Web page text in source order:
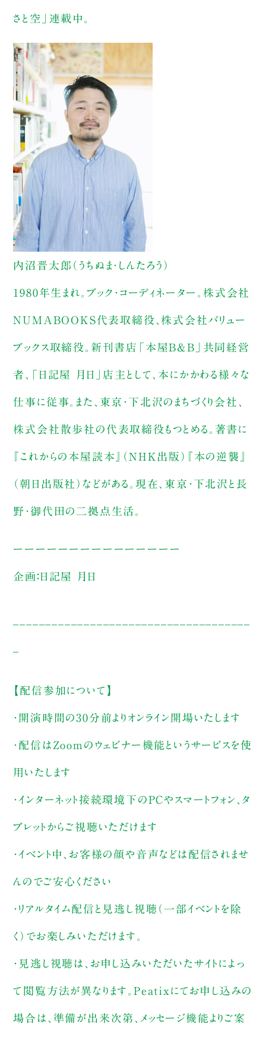
さと空」連載中。
内沼晋太郎（うちぬま・しんたろう）
1980年生まれ。ブック・コーディネーター。株式会社
NUMABOOKS代表取締役、株式会社バリュー
ブックス取締役。新刊書店「本屋B&B」共同経営
者、「日記屋 月日」店主として、本にかかわる様々な
仕事に従事。また、東京・下北沢のまちづくり会社、
株式会社散歩社の代表取締役もつとめる。著書に
『これからの本屋読本』（NHK出版）『本の逆襲』
（朝日出版社）などがある。現在、東京・下北沢と長
野・御代田の二拠点生活。
ーーーーーーーーーーーーーーー
企画：日記屋 月日
【配信参加について】
・開演時間の30分前よりオンライン開場いたします
・配信はZoomのウェビナー機能というサービスを使
用いたします
・インターネット接続環境下のPCやスマートフォン、タ
ブレットからご視聴いただけます
・イベント中、お客様の顔や音声などは配信されませ
んのでご安心ください
・リアルタイム配信と見逃し視聴（一部イベントを除
く）でお楽しみいただけます。
・見逃し視聴は、お申し込みいただいたサイトによっ
て閲覧方法が異なります。Peatixにてお申し込みの
場合は、準備が出来次第、メッセージ機能よりご案